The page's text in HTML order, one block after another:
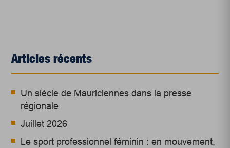
Articles récents
Un siècle de Mauriciennes dans la presse
régionale
Juillet 2026
Le sport professionnel féminin : en mouvement,